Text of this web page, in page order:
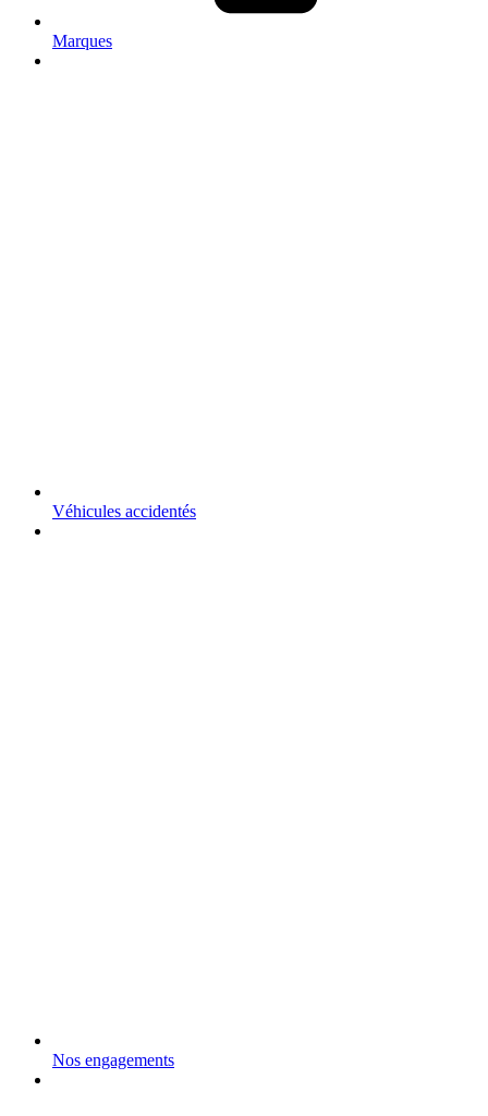
Marques
Véhicules accidentés
Nos engagements